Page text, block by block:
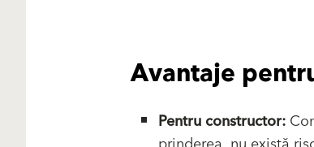
Avantaje
Pentru constructor: